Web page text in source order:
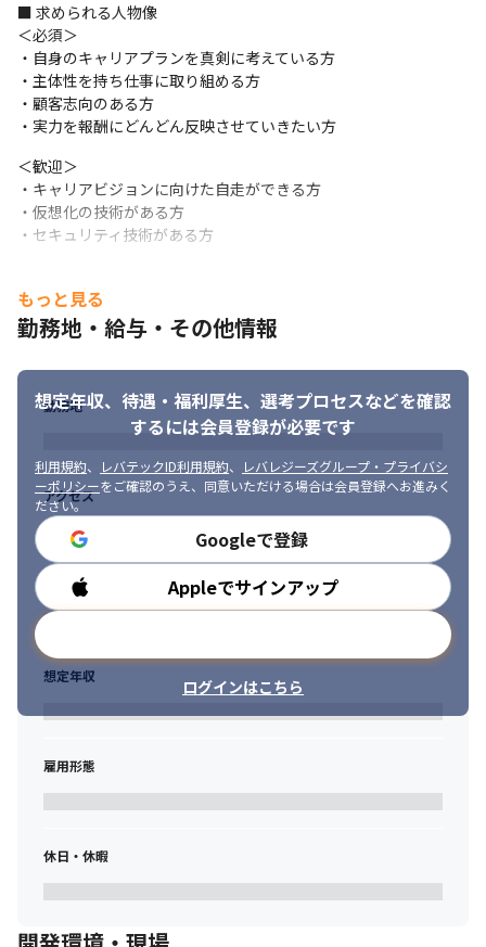
■ 求められる人物像
＜必須＞
・自身のキャリアプランを真剣に考えている方
・主体性を持ち仕事に取り組める方
・顧客志向のある方
・実力を報酬にどんどん反映させていきたい方
＜歓迎＞
・キャリアビジョンに向けた自走ができる方
・仮想化の技術がある方
・セキュリティ技術がある方
もっと見る
勤務地・給与・その他情報
想定年収、待遇・福利厚生、 選考プロセスなどを確認
するには会員登録が必要です
利用規約、 レバテックID利用規約、
レバレジーズグループ・プライバシ
ーポリシーをご確認のうえ、同意いただける場合は会員登録へお進みく
ださい。
Googleで登録
Appleでサインアップ
ログインはこちら
勤務地
アクセス
勤務時間
想定年収
雇用形態
休日・休暇